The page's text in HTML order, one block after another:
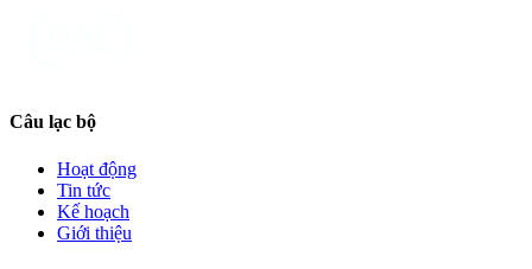
Câu lạc bộ
Hoạt động
Tin tức
Kế hoạch
Giới thiệu